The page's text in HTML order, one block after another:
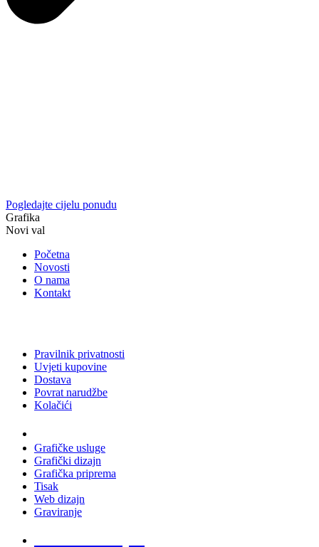
Pogledajte cijelu ponudu
Grafika
Novi val
Početna
Novosti
O nama
Kontakt
Pravilnik privatnosti
Uvjeti kupovine
Dostava
Povrat narudžbe
Kolačići
Grafičke usluge
Grafički dizajn
Grafička priprema
Tisak
Web dizajn
Graviranje